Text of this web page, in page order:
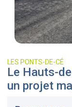
LES PONTS-DE-CÉ
Le Hauts-
un projet